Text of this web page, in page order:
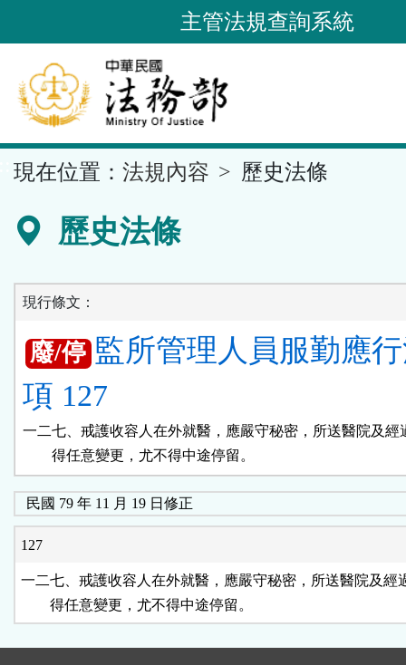
到
要
內
容
區
主管法規查詢系統
現在位置： 法規內容 歷史法條
歷史法條
現行條文：
廢/停 監所管理人員服勤應
項 127
一二七、戒護收容人在外就醫，應嚴守秘密，所送醫院及經
        得任意變更，尤不得中途停留。
民國 79 年 11 月 19 日修正
127
一二七、戒護收容人在外就醫，應嚴守秘密，所送醫院及經
        得任意變更，尤不得中途停留。